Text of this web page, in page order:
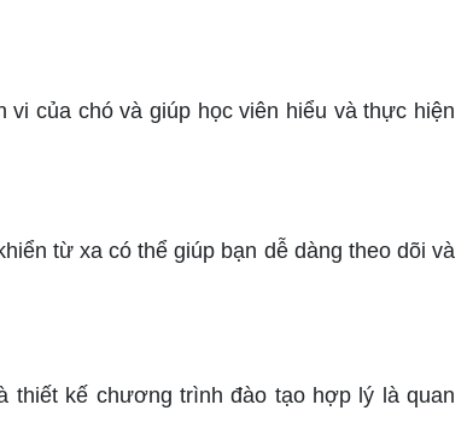
của chó và giúp học viên hiểu và thực hiện
từ xa có thể giúp bạn dễ dàng theo dõi và
kế chương trình đào tạo hợp lý là quan